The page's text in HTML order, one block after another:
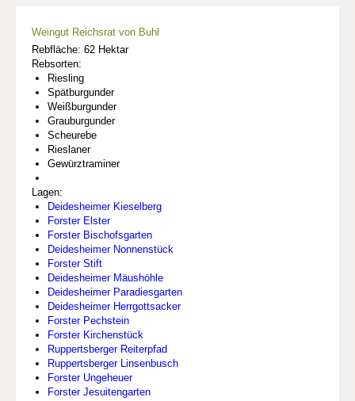
Weingut Reichsrat von Buhl
Rebfläche: 62 Hektar
Rebsorten:
Riesling
Spätburgunder
Weißburgunder
Grauburgunder
Scheurebe
Rieslaner
Gewürztraminer
Lagen:
Deidesheimer Kieselberg
Forster Elster
Forster Bischofsgarten
Deidesheimer Nonnenstück
Forster Stift
Deidesheimer Mäushöhle
Deidesheimer Paradiesgarten
Deidesheimer Herrgottsacker
Forster Pechstein
Forster Kirchenstück
Ruppertsberger Reiterpfad
Ruppertsberger Linsenbusch
Forster Ungeheuer
Forster Jesuitengarten